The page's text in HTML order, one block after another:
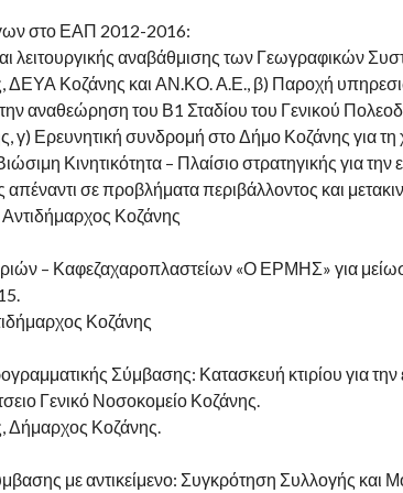
στο ΕΑΠ 2012-2016:
λειτουργικής αναβάθμισης των Γεωγραφικών
Κοζάνης και ΑΝ.ΚΟ. Α.Ε., β) Παροχή
αναθεώρηση του Β1 Σταδίου του Γενικού
γ) Ερευνητική συνδρομή στο Δήμο Κοζάνης για
Κινητικότητα – Πλαίσιο στρατηγικής για την
απέναντι σε προβλήματα περιβάλλοντος και
Κοζάνης
– Καφεζαχαροπλαστείων «Ο ΕΡΜΗΣ» για
Κοζάνης
Σύμβασης: Κατασκευή κτιρίου για την
Γενικό Νοσοκομείο Κοζάνης.
Δήμαρχος Κοζάνης.
με αντικείμενο: Συγκρότηση Συλλογής και